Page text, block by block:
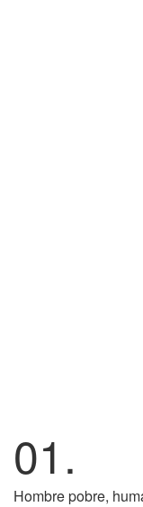
01.
Hombre pobre,